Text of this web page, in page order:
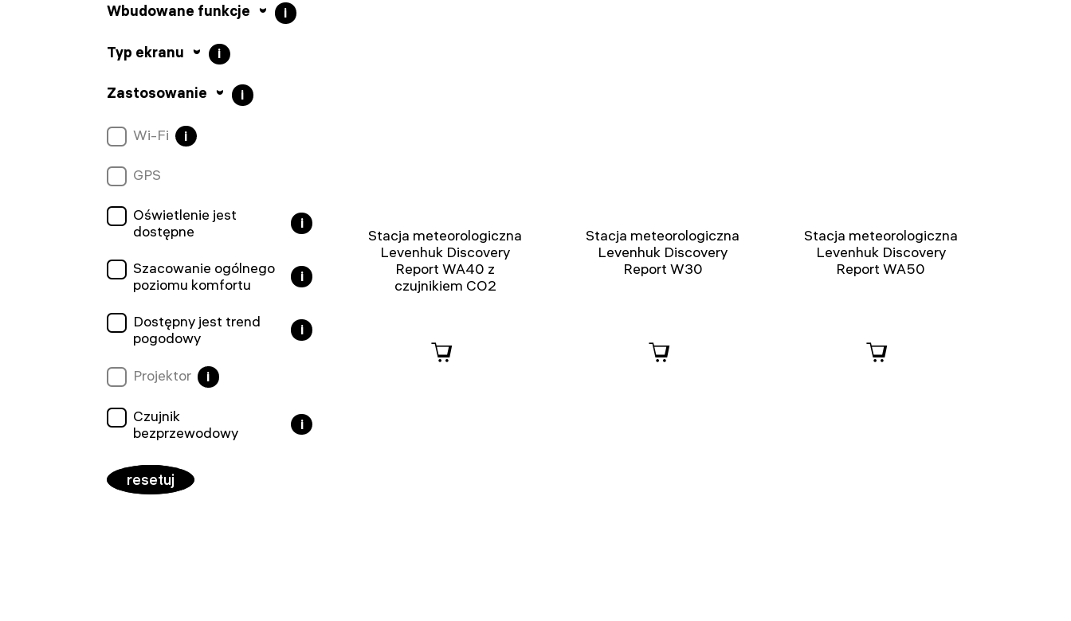
Wbudowane funkcje i
Typ ekranu i
Zastosowanie i
Wi-Fi i
GPS
Oświetlenie jest
dostępne
i
Szacowanie ogólnego
poziomu komfortu
i
Dostępny jest trend
pogodowy
i
Projektor i
Czujnik
bezprzewodowy
i
resetuj
Stacja meteorologiczna
Levenhuk Discovery
Report WA40 z
czujnikiem CO2
Stacja meteorologiczna
Levenhuk Discovery
Report W30
Stacja meteorologiczna
Levenhuk Discovery
Report WA50